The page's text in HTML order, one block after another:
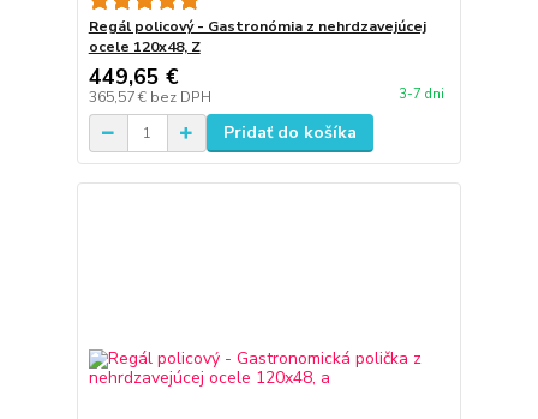
Regál policový - Gastronómia z nehrdzavejúcej
ocele 120x48, Z
449,65 €
365,57 € bez DPH 3-7 dni
Pridať do košíka